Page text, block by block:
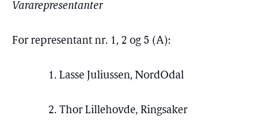
Vararepresentanter
For representant nr. 1, 2 og 5 (A):
1. Lasse Juliussen, NordOdal
2. Thor Lillehovde, Ringsaker